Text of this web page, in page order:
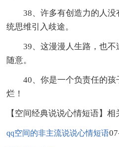
38、许多有创造力的人没
统思维引入歧途。
39、这漫漫人生路，也不
随意。
40、你是一个负责任的孩
烂！
【空间经典说说心情短语】相
qq空间的非主流说说心情短语